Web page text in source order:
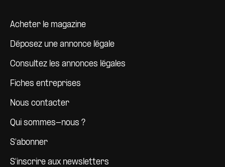
Pied de page
Acheter le magazine
Déposez une annonce légale
Consultez les annonces légales
Fiches entreprises
Nous contacter
Qui sommes-nous ?
S'abonner
S'inscrire aux newsletters